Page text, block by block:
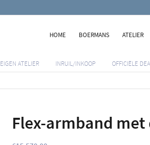
HOME BOERMANS ATELIER
EIGEN ATELIER INRUIL/INKOOP OFFICIËLE
Flex-armband